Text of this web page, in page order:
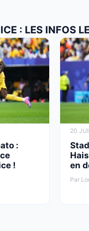
: LES INFOS
:
!
20
en
Par